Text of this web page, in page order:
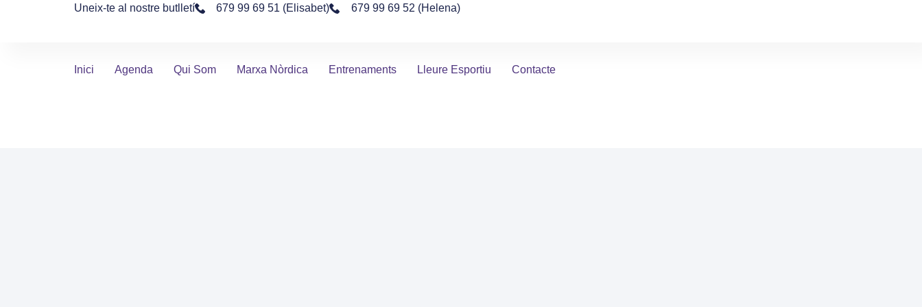
Uneix-te al nostre butlletí 679 99 69 51 (Elisabet) 679 99 69 52 (Helena)
Inici Agenda Qui Som Marxa Nòrdica Entrenaments Lleure Esportiu Contacte